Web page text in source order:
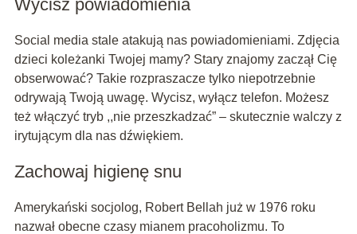
Wycisz powiadomienia
Social media stale atakują nas powiadomieniami. Zdjęcia
dzieci koleżanki Twojej mamy? Stary znajomy zaczął Cię
obserwować? Takie rozpraszacze tylko niepotrzebnie
odrywają Twoją uwagę. Wycisz, wyłącz telefon. Możesz
też włączyć tryb ,,nie przeszkadzać” – skutecznie walczy z
irytującym dla nas dźwiękiem.
Zachowaj higienę snu
Amerykański socjolog, Robert Bellah już w 1976 roku
nazwał obecne czasy mianem pracoholizmu. To